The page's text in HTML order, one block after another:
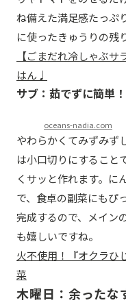
ね備えた満足感たっぷ
に使ったきゅうりの残
【ごまだれ冷しゃぶ
はん♩
サブ：茹でずに簡単
oceans-nadia.com
やわらかくてみずみず
は小口切りにすること
くサッと作れます。に
で、食卓の副菜にもぴ
完成するので、メイン
も嬉しいですね。
火不使用！『オクラひ
菜
木曜日：余ったな